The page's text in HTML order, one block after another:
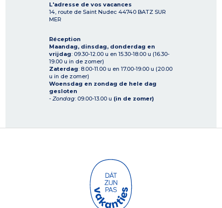
L'adresse de vos vacances
14, route de Saint Nudec 44740 BATZ SUR
MER
Réception
Maandag, dinsdag, donderdag en
vrijdag: 09.30-12.00 u en 15.30-18.00 u (16.30-
19.00 u in de zomer)
Zaterdag: 8.00-11.00 u en 17.00-19.00 u (20.00
u in de zomer)
Woensdag en zondag de hele dag
gesloten
- Zondag: 09.00-13.00 u (in de zomer)